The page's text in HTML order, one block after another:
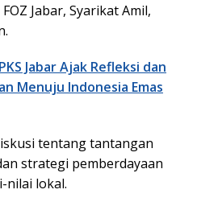
Jabar, Syarikat Amil,
Jabar Ajak Refleksi dan
Menuju Indonesia Emas
tentang tantangan
strategi pemberdayaan
nilai lokal.